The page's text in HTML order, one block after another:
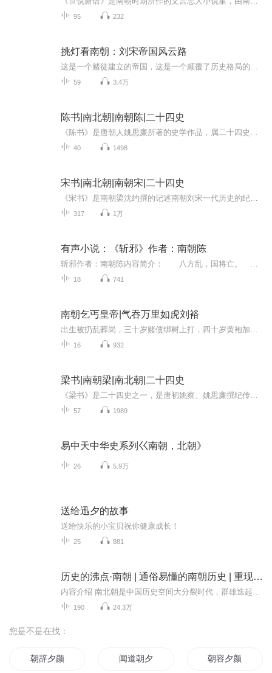
95 232
挑灯看南朝：刘宋帝国风云路
59 3.4万
陈书|南北朝|南朝陈|二十四史
40 1498
宋书|南北朝|南朝宋|二十四史
317 1万
有声小说：《斩邪》作者：南朝陈
18 741
南朝乞丐皇帝|气吞万里如虎刘裕
16 932
梁书|南朝梁|南北朝|二十四史
57 1989
易中天中华史系列巜南朝，北朝》
26 5.9万
送给迅夕的故事
送给快乐的小宝贝祝你健康成长！
25 881
历史的沸点·南朝 | 通俗易懂的南朝历史 | 重现最动荡、最奢靡朝代的真相
190 24.3万
您是不是在找：
朝辞夕颜 闻道朝夕 朝容夕颜